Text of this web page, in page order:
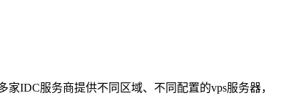
IDC服务商提供不同区域、不同配置的vps服务器，